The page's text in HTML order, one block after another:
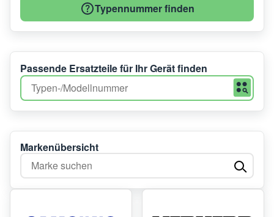
Typennummer finden
Passende Ersatzteile für Ihr Gerät finden
Markenübersicht
Marke suchen